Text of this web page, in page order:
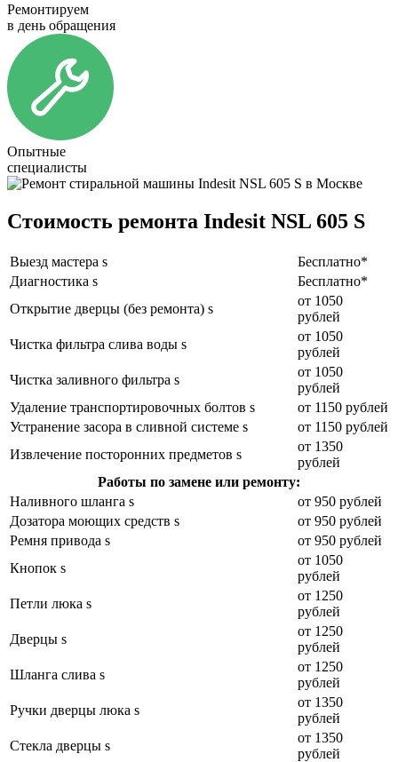
Ремонтируем
в день обращения
Опытные
специалисты
Стоимость ремонта Indesit NSL 605 S
Выезд мастера s
Бесплатно*
Диагностика s
Бесплатно*
Открытие дверцы (без ремонта) s
от 1050
рублей
Чистка фильтра слива воды s
от 1050
рублей
Чистка заливного фильтра s
от 1050
рублей
Удаление транспортировочных болтов s
от 1150 рублей
Устранение засора в сливной системе s
от 1150 рублей
Извлечение посторонних предметов s
от 1350
рублей
Работы по замене или ремонту:
Наливного шланга s
от 950 рублей
Дозатора моющих средств s
от 950 рублей
Ремня привода s
от 950 рублей
Кнопок s
от 1050
рублей
Петли люка s
от 1250
рублей
Дверцы s
от 1250
рублей
Шланга слива s
от 1250
рублей
Ручки дверцы люка s
от 1350
рублей
Стекла дверцы s
от 1350
рублей